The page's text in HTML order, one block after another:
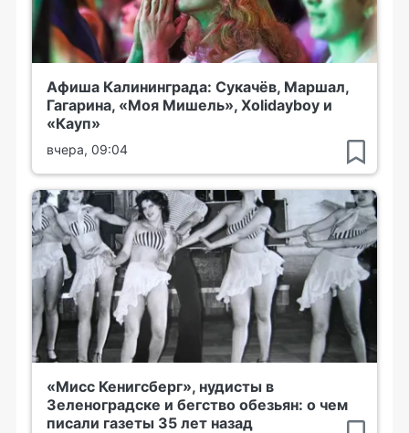
Афиша Калининграда: Сукачёв, Маршал,
Гагарина, «Моя Мишель», Xolidayboy и
«Кауп»
вчера, 09:04
«Мисс Кенигсберг», нудисты в
Зеленоградске и бегство обезьян: о чем
писали газеты 35 лет назад